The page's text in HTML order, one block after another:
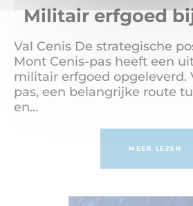
Militair erfgoed
Val Cenis De strategische
Mont Cenis-pas heeft een
militair erfgoed opgeleverd.
pas, een belangrijke route
en...
MEER LEZEN